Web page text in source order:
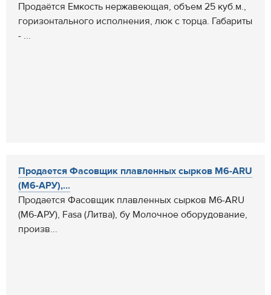
Продаётся Емкость нержавеющая, объем 25 куб.м.,
горизонтального исполнения, люк с торца. Габариты
- ...
Продается Фасовщик плавленных сырков M6-ARU
(М6-АРУ),...
Продается Фасовщик плавленных сырков M6-ARU
(М6-АРУ), Fasa (Литва), бу Молочное оборудование,
произв...